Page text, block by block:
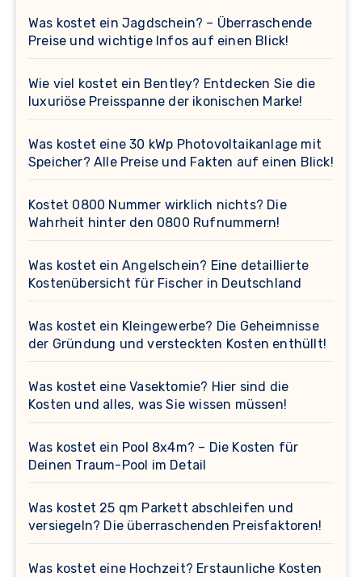
Was kostet ein Jagdschein? – Überraschende
Preise und wichtige Infos auf einen Blick!
Wie viel kostet ein Bentley? Entdecken Sie die
luxuriöse Preisspanne der ikonischen Marke!
Was kostet eine 30 kWp Photovoltaikanlage mit
Speicher? Alle Preise und Fakten auf einen Blick!
Kostet 0800 Nummer wirklich nichts? Die
Wahrheit hinter den 0800 Rufnummern!
Was kostet ein Angelschein? Eine detaillierte
Kostenübersicht für Fischer in Deutschland
Was kostet ein Kleingewerbe? Die Geheimnisse
der Gründung und versteckten Kosten enthüllt!
Was kostet eine Vasektomie? Hier sind die
Kosten und alles, was Sie wissen müssen!
Was kostet ein Pool 8x4m? – Die Kosten für
Deinen Traum-Pool im Detail
Was kostet 25 qm Parkett abschleifen und
versiegeln? Die überraschenden Preisfaktoren!
Was kostet eine Hochzeit? Erstaunliche Kosten